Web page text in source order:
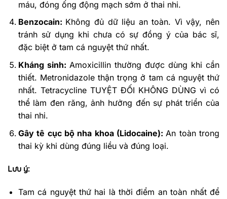
máu, đóng ống động mạch sớm ở thai nhi.
Benzocain: Không đủ dữ liệu an toàn. Vì vậy, nên
tránh sử dụng khi chưa có sự đồng ý của bác sĩ,
đặc biệt ở tam cá nguyệt thứ nhất.
Kháng sinh: Amoxicillin thường được dùng khi cần
thiết. Metronidazole thận trọng ở tam cá nguyệt thứ
nhất. Tetracycline TUYỆT ĐỐI KHÔNG DÙNG vì có
thể làm đen răng, ảnh hưởng đến sự phát triển của
thai nhi.
Gây tê cục bộ nha khoa (Lidocaine): An toàn trong
thai kỳ khi dùng đúng liều và đúng loại.
Lưu ý:
Tam cá nguyệt thứ hai là thời điểm an toàn nhất để